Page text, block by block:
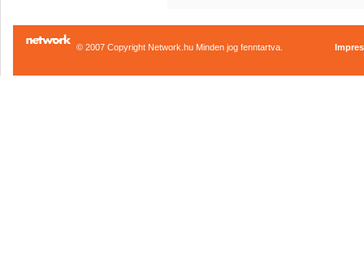
© 2007 Copyright Network.hu Minden jog fenntartva.